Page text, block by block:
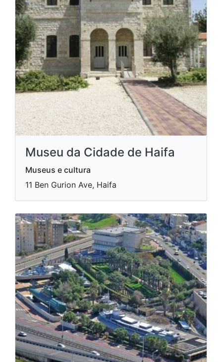
Museu da Cidade de Haifa
Museus e cultura
11 Ben Gurion Ave, Haifa